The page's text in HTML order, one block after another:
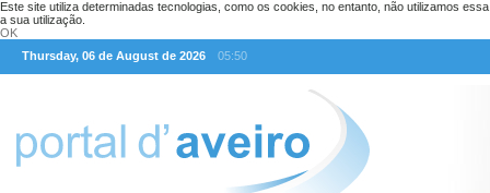
Este site utiliza determinadas tecnologias, como os cookies, no entanto, não utilizamos
a sua utilização.
OK
Thursday, 06 de August de 2026
05:50